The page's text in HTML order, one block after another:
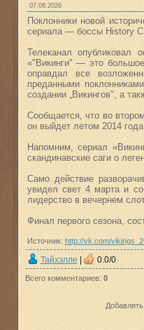
07.08.2026
Поклонники новой
сериала — боссы History
Телеканал опубликовал
«"Викинги" — это
оправдал все
преданными
создании „Викингов", а
Сообщается, что во
он выйдет летом 2014 года.
Напомним, сериал
скандинавские саги о
Само действие
увидел свет 4 марта и
лидерство в вечернем
Финал первого сезона,
Источник: http://vk.com/
Тайхэлле | 0.0/0
Всего комментариев: 0